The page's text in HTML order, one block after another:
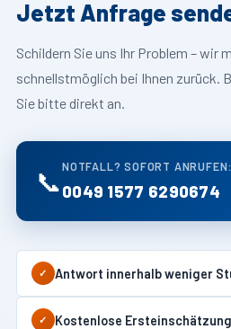
Jetzt Anfrage
Schildern Sie uns Ihr Problem – wir
schnellstmöglich bei Ihnen zurück.
Sie bitte direkt an.
📞 NOTFALL? SOFORT ANRUFEN:
0049 1577 6290674
✓ Antwort innerhalb weniger
✓ Kostenlose Ersteinschätzung